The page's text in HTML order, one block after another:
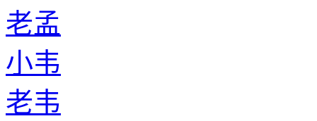
老孟
小韦
老韦